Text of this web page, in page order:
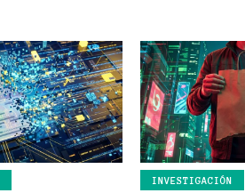
INVESTIGACIÓN